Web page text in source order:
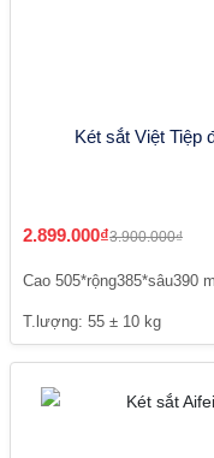
Két sắt Việt Tiệp
2.899.000₫3.900.000₫
Cao 505*rộng385*sâu390
T.lượng: 55 ± 10 kg